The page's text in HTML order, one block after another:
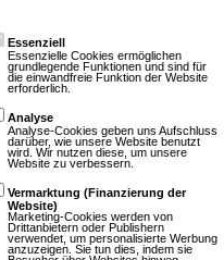
selbst, ob du
von Resso…
Essenziell
Essenzielle Cookies ermöglichen
grundlegende Funktionen und sind für
die einwandfreie Funktion der Website
erforderlich.
Analyse
Analyse-Cookies geben uns Aufschluss
darüber, wie unsere Website benutzt
wird. Wir nutzen diese, um unsere
Website zu verbessern.
Vermarktung (Finanzierung der
Website)
Marketing-Cookies werden von
Drittanbietern oder Publishern
verwendet, um personalisierte Werbung
anzuzeigen. Sie tun dies, indem sie